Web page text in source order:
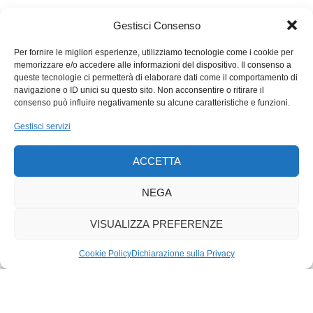
Gestisci Consenso
Per fornire le migliori esperienze, utilizziamo tecnologie come i cookie per
memorizzare e/o accedere alle informazioni del dispositivo. Il consenso a
queste tecnologie ci permetterà di elaborare dati come il comportamento di
navigazione o ID unici su questo sito. Non acconsentire o ritirare il
consenso può influire negativamente su alcune caratteristiche e funzioni.
Gestisci servizi
ACCETTA
NEGA
VISUALIZZA PREFERENZE
Cookie PolicyDichiarazione sulla Privacy